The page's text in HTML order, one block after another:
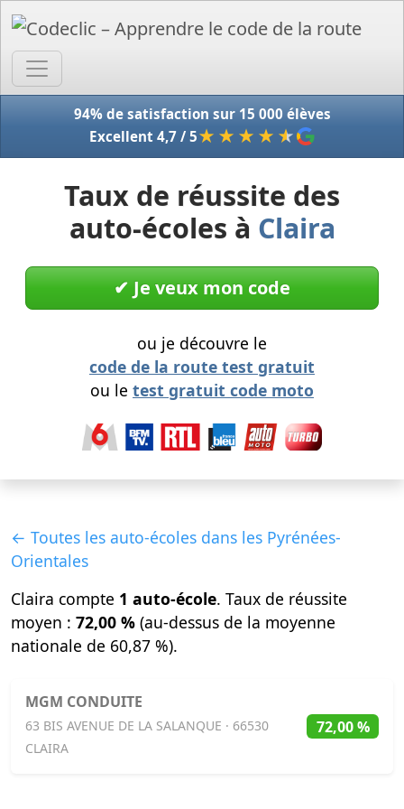
94% de satisfaction sur 15 000 élèves
Excellent 4,7 / 5★★★★ ★
Taux de réussite des
auto-écoles à Claira
✔︎ Je veux mon code
ou je découvre le
code de la route test gratuit
ou le test gratuit code moto
← Toutes les auto-écoles dans les Pyrénées-
Orientales
Claira compte 1 auto-école. Taux de réussite
moyen : 72,00 % (au-dessus de la moyenne
nationale de 60,87 %).
MGM CONDUITE
63 BIS AVENUE DE LA SALANQUE · 66530
CLAIRA
72,00 %